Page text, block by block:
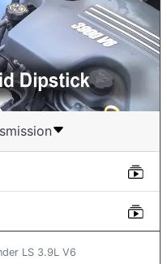
LS 3.9L V6